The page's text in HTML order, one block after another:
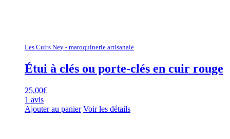
Les Cuirs Ney - maroquinerie artisanale
Étui à clés ou porte-clés en cuir rouge
25,00€
1 avis
Ajouter au panier Voir les détails